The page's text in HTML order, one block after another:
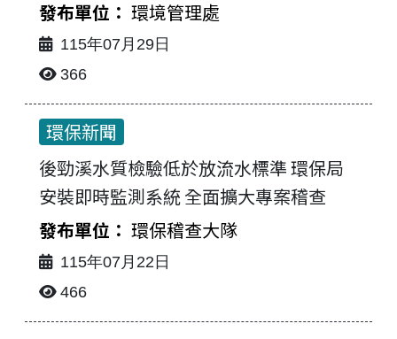
環境管理處
115年07月29日
366
環保新聞
後勁溪水質檢驗低於放流水標準 環保局
安裝即時監測系統 全面擴大專案稽查
環保稽查大隊
115年07月22日
466